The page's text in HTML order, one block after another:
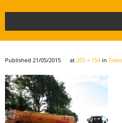
Nieuws
Loonbedrijf
Transportbedrijf
Cultuurtechniek/Grondwerk
Geschiedenis
Published 21/05/2015 at 205 × 154 in